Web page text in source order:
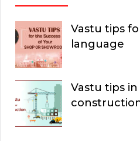
Vastu tips
language
Vastu tips